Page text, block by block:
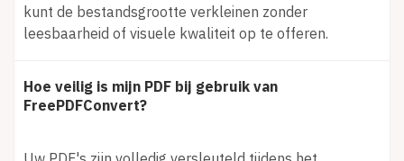
kunt de bestandsgrootte verkleinen zonder
leesbaarheid of visuele kwaliteit op te offeren.
Hoe veilig is mijn PDF bij gebruik van
FreePDFConvert?